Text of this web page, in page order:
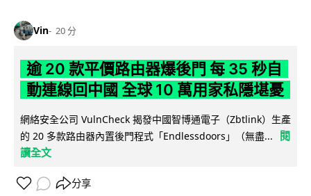
Vin 20 分
逾 20 款平價路由器爆後門 每 35 秒自
動連線回中國 全球 10 萬用家私隱堪憂
網絡安全公司 VulnCheck 揭發中國智博通電子（Zbtlink）生產
的 20 多款路由器內置後門程式「Endlessdoors」（無盡...
閱
讀全文
分享